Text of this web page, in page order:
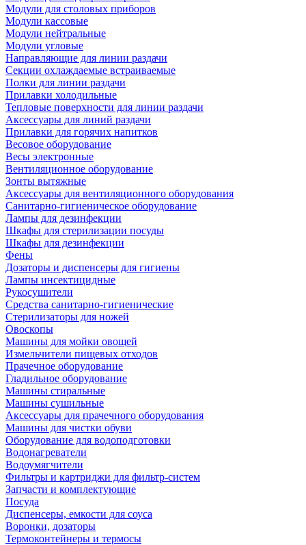
Модули для столовых приборов
Модули кассовые
Модули нейтральные
Модули угловые
Направляющие для линии раздачи
Секции охлаждаемые встраиваемые
Полки для линии раздачи
Прилавки холодильные
Тепловые поверхности для линии раздачи
Аксессуары для линий раздачи
Прилавки для горячих напитков
Весовое оборудование
Весы электронные
Вентиляционное оборудование
Зонты вытяжные
Аксессуары для вентиляционного оборудования
Санитарно-гигиеническое оборудование
Лампы для дезинфекции
Шкафы для стерилизации посуды
Шкафы для дезинфекции
Фены
Дозаторы и диспенсеры для гигиены
Лампы инсектицидные
Рукосушители
Средства санитарно-гигиенические
Стерилизаторы для ножей
Овоскопы
Машины для мойки овощей
Измельчители пищевых отходов
Прачечное оборудование
Гладильное оборудование
Машины стиральные
Машины сушильные
Аксессуары для прачечного оборудования
Машины для чистки обуви
Оборудование для водоподготовки
Водонагреватели
Водоумягчители
Фильтры и картриджи для фильтр-систем
Запчасти и комплектующие
Посуда
Диспенсеры, емкости для соуса
Воронки, дозаторы
Термоконтейнеры и термосы